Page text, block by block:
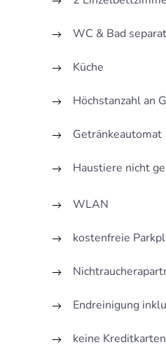
WC & Bad separat
Küche
Höchstanzahl an
Getränkeautomat
Haustiere nicht
WLAN
kostenfreie
Endreinigung
keine